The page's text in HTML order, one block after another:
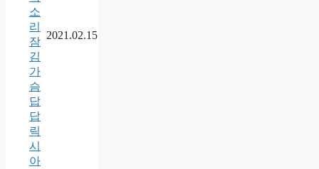
소
리
잠
김
가
슴
답
답
릭
시
아
2021.02.15